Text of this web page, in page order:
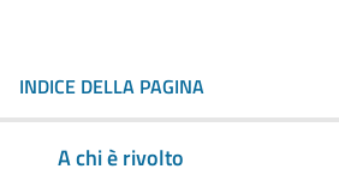
INDICE DELLA PAGINA
A chi è rivolto